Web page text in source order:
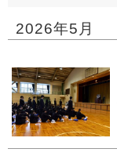
2026年5月